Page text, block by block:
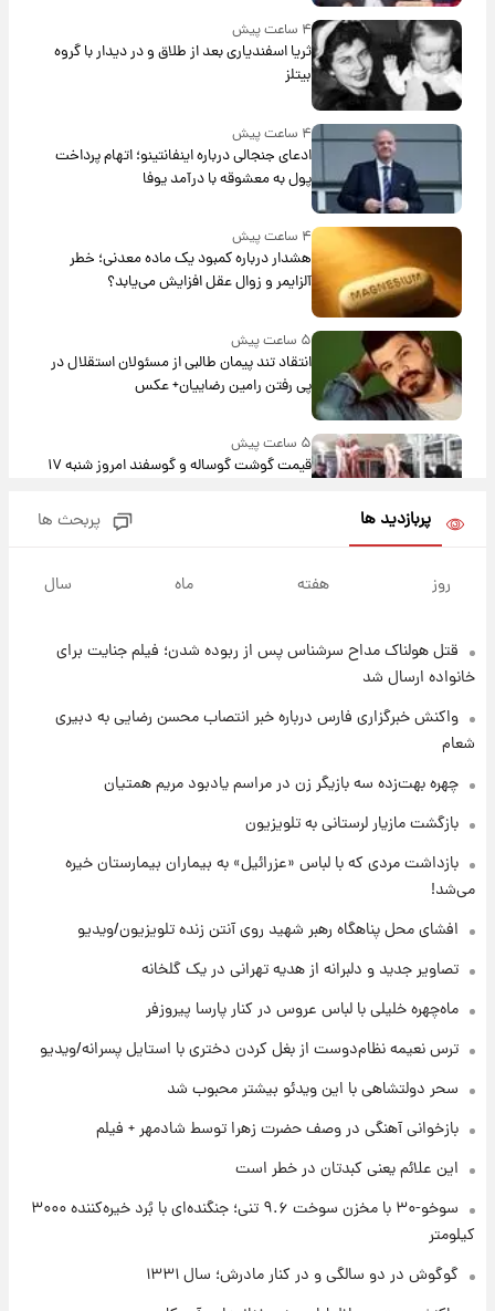
۴ ساعت پیش
ثریا اسفندیاری بعد از طلاق و در دیدار با گروه
بیتلز
۴ ساعت پیش
ادعای جنجالی درباره اینفانتینو؛ اتهام پرداخت
پول به معشوقه با درآمد یوفا
۴ ساعت پیش
هشدار درباره کمبود یک ماده معدنی؛ خطر
آلزایمر و زوال عقل افزایش می‌یابد؟
۵ ساعت پیش
انتقاد تند پیمان طالبی از مسئولان استقلال در
پی رفتن رامین رضاییان+ عکس
۵ ساعت پیش
قیمت گوشت گوساله و گوسفند امروز شنبه ۱۷
شوید+ فیلم
۶ ساعت پیش
قیمت محصولات ایران‌خودرو و سایپا امروز شنبه
۱۷ مرداد ۱۴۰۵
۲۰ ساعت پیش
۲۱ ساعت پیش
بازیکن به درد نخور استقلال با مقصد اروپا این
تیم را ترک کرد!
تصاویر کمتر دیده‌شده از شهیدان حاجی‌زاده و
پربازدید ها پربحث ها
روز هفته ماه سال
قتل هولناک مداح سرشناس پس از ربوده شدن؛ فیلم جنایت برای
خانواده ارسال شد
واکنش خبرگزاری فارس درباره خبر انتصاب محسن رضایی به دبیری
شعام
چهره بهت‌زده سه بازیگر زن در مراسم یادبود مریم همتیان
بازگشت مازیار لرستانی به تلویزیون
بازداشت مردی که با لباس «عزرائیل» به بیماران بیمارستان خیره
می‌شد!
افشای محل پناهگاه‌ رهبر شهید روی آنتن زنده تلویزیون/ویدیو
تصاویر جدید و دلبرانه از هدیه تهرانی در یک گلخانه
ماه‌چهره خلیلی با لباس عروس در کنار پارسا پیروزفر
ترس نعیمه نظام‌دوست از بغل کردن دختری با استایل پسرانه/ویدیو
سحر دولتشاهی با این ویدئو بیشتر محبوب شد
بازخوانی آهنگی در وصف حضرت زهرا توسط شادمهر + فیلم
این علائم یعنی کبدتان در خطر است
سوخو-۳۰ با مخزن سوخت ۹.۶ تنی؛ جنگنده‌ای با بُرد خیره‌کننده ۳۰۰۰
کیلومتر
گوگوش در دو سالگی و در کنار مادرش؛ سال ۱۳۳۱